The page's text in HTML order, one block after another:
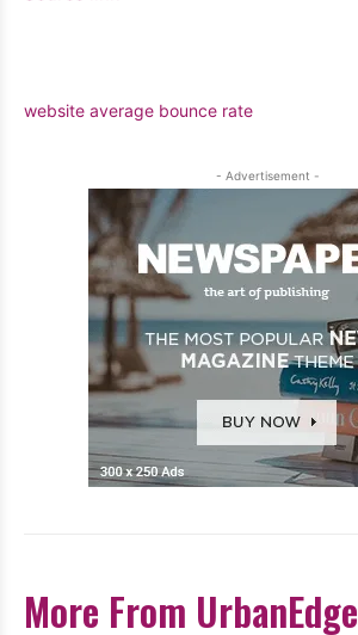
website average bounce rate
- Advertisement -
More From UrbanEdge